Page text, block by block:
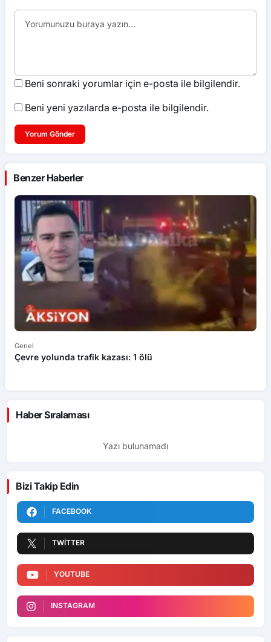
Beni sonraki yorumlar için e-posta ile bilgilendir.
Beni yeni yazılarda e-posta ile bilgilendir.
Yorum Gönder
Benzer Haberler
Genel
Çevre yolunda trafik kazası: 1 ölü
Haber Sıralaması
Yazı bulunamadı
Bizi Takip Edin
FACEBOOK
TWITTER
YOUTUBE
INSTAGRAM